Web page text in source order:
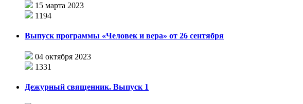
15 марта 2023
1194
Выпуск программы «Человек и вера» от 26 сентября
04 октября 2023
1331
Дежурный священник. Выпуск 1